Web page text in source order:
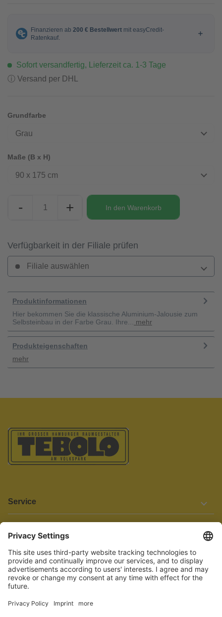
Sofort versandfertig, Lieferzeit ca. 1-3 Tage
ⓘ Versand per DHL
Grundfarbe
Grau
Maße (B x H)
90 x 175 cm
- + In den Warenkorb
Verfügbarkeit in der Filiale prüfen
Filiale auswählen
Produktinformationen
Hier bekommen Sie die klassische Aluminium-Jalousie zum
Selbsteinbau in der Farbe Grau. Ihre...
mehr
Produkteigenschaften
mehr
Service
Informationen
Barrierefreiheit
Wir bemühen uns, unsere Website barrierefrei zu gestalten.
Einige Inhalte und Funktionen sind derzeit jedoch noch nicht
vollständig zugänglich. Wenn Sie auf Barrieren stoßen oder Hilfe
benötigen, kontaktieren Sie uns bitte unter service[at]knutzen.de.
Vertrag widerrufen